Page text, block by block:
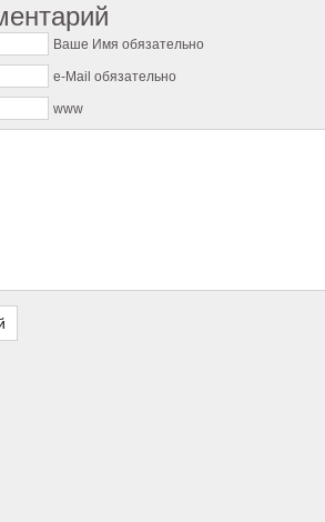
Ваше Имя обязательно
e-Mail обязательно
www